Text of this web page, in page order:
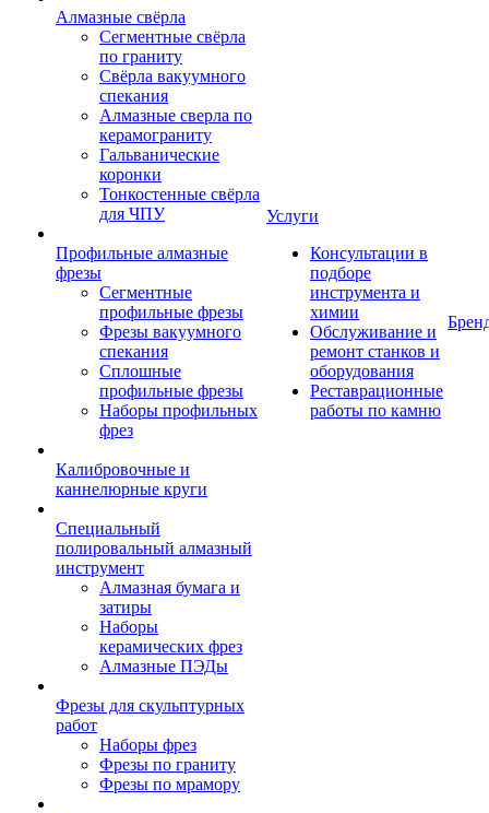
Алмазные свёрла
Сегментные свёрла
по граниту
Свёрла вакуумного
спекания
Алмазные сверла по
керамограниту
Гальванические
коронки
Тонкостенные свёрла
для ЧПУ
Профильные алмазные
фрезы
Сегментные
профильные фрезы
Фрезы вакуумного
спекания
Сплошные
профильные фрезы
Наборы профильных
фрез
Калибровочные и
каннелюрные круги
Специальный
полировальный алмазный
инструмент
Алмазная бумага и
затиры
Наборы
керамических фрез
Алмазные ПЭДы
Фрезы для скульптурных
работ
Наборы фрез
Фрезы по граниту
Фрезы по мрамору
Услуги
Консультации в
подборе
инструмента и
химии
Обслуживание и
ремонт станков и
оборудования
Реставрационные
работы по камню